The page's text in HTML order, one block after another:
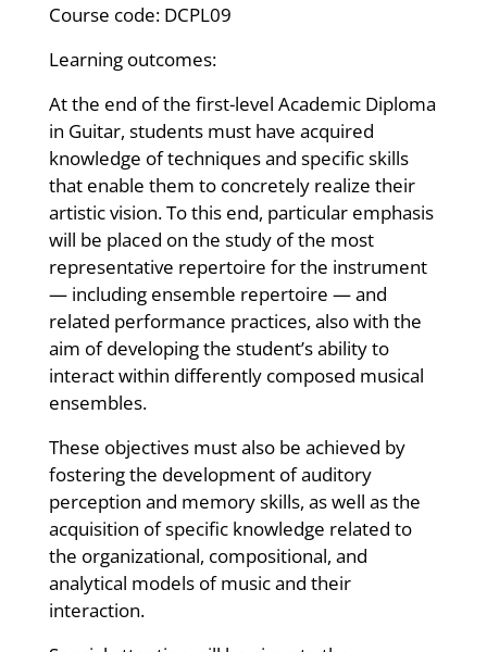
Course code: DCPL09
Learning outcomes:
At the end of the first-level Academic Diploma
in Guitar, students must have acquired
knowledge of techniques and specific skills
that enable them to concretely realize their
artistic vision. To this end, particular emphasis
will be placed on the study of the most
representative repertoire for the instrument
— including ensemble repertoire — and
related performance practices, also with the
aim of developing the student’s ability to
interact within differently composed musical
ensembles.
These objectives must also be achieved by
fostering the development of auditory
perception and memory skills, as well as the
acquisition of specific knowledge related to
the organizational, compositional, and
analytical models of music and their
interaction.